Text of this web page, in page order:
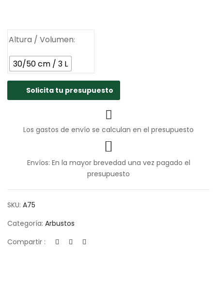
Altura / Volumen
30/50 cm / 3 L
Solicita tu presupuesto
Los gastos de envío se calculan en el presupuesto
Envíos: En la mayor brevedad una vez pagado el
presupuesto
SKU: A75
Categoría: Arbustos
Compartir :